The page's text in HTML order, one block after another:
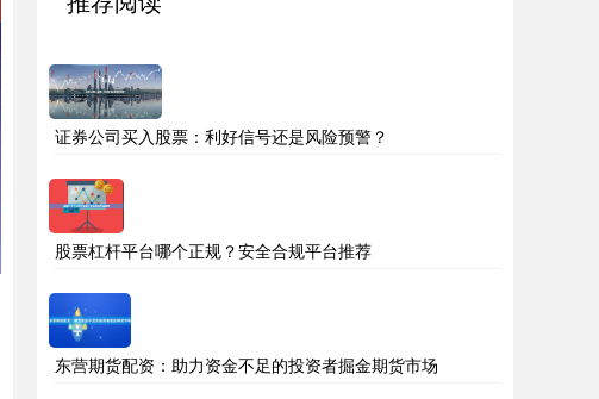
证券公司买入股票：利好信号还是风险预警？
股票杠杆平台哪个正规？安全合规平台推荐
东营期货配资：助力资金不足的投资者掘金期货市场